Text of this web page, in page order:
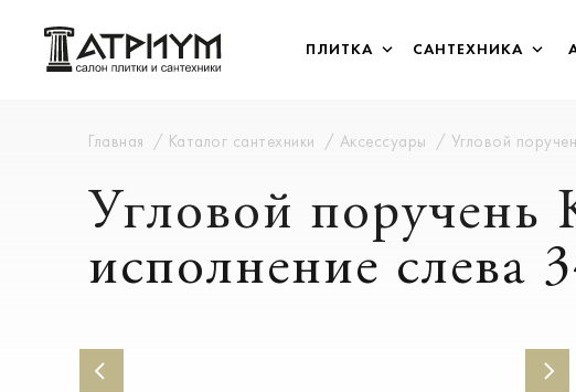
ПЛИТКА САНТЕХНИКА
Главная Каталог сантехники Аксессуары Угловой
Угловой поручень
исполнение слева